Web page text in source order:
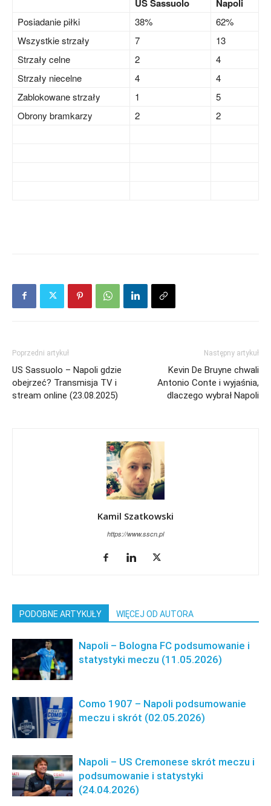
US Sassuolo Napoli
Posiadanie piłki 38%
62%
Wszystkie strzały
7
13
Strzały celne
2
4
Strzały niecelne
4
4
Zablokowane strzały
1
5
Obrony bramkarzy
2 2
Poprzedni artykuł
US Sassuolo – Napoli gdzie
obejrzeć? Transmisja TV i
stream online (23.08.2025)
Następny artykuł
Kevin De Bruyne chwali
Antonio Conte i wyjaśnia,
dlaczego wybrał Napoli
Kamil Szatkowski
https://www.sscn.pl
PODOBNE ARTYKUŁY WIĘCEJ OD AUTORA
Napoli – Bologna FC podsumowanie i
statystyki meczu (11.05.2026)
Como 1907 – Napoli podsumowanie
meczu i skrót (02.05.2026)
Napoli – US Cremonese skrót meczu i
podsumowanie i statystyki
(24.04.2026)